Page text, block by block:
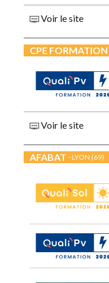
Voir le site
CPE FORMATION
Voir le site
AFABAT - LYON (69)